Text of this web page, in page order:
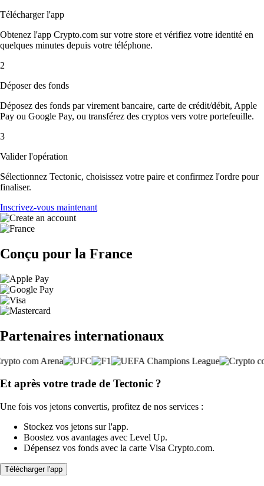
Télécharger l'app
Obtenez l'app Crypto.com sur votre store et vérifiez votre identité en
quelques minutes depuis votre téléphone.
2
Déposer des fonds
Déposez des fonds par virement bancaire, carte de crédit/débit, Apple
Pay ou Google Pay, ou transférez des cryptos vers votre portefeuille.
3
Valider l'opération
Sélectionnez Tectonic, choisissez votre paire et confirmez l'ordre pour
finaliser.
Inscrivez-vous maintenant
Conçu pour la France
Partenaires internationaux
Et après votre trade de Tectonic ?
Une fois vos jetons convertis, profitez de nos services :
Stockez vos jetons sur l'app.
Boostez vos avantages avec Level Up.
Dépensez vos fonds avec la carte Visa Crypto.com.
Télécharger l'app